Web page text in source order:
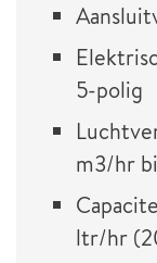
5-polig
m3/hr
ltr/hr